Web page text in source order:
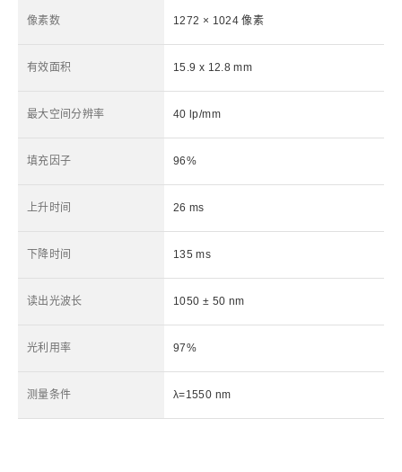
像素数 1272 × 1024 像素
有效面积 15.9 x 12.8 mm
最大空间分辨率 40 lp/mm
填充因子 96%
上升时间 26 ms
下降时间 135 ms
读出光波长 1050 ± 50 nm
光利用率 97%
测量条件 λ=1550 nm